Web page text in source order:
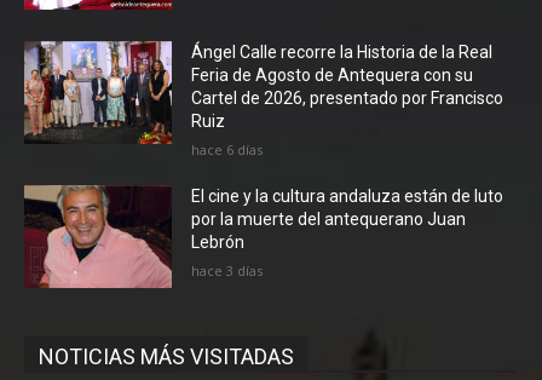
Ángel Calle recorre la Historia de la Real
Feria de Agosto de Antequera con su
Cartel de 2026, presentado por Francisco
Ruiz
hace 6 días
El cine y la cultura andaluza están de luto
por la muerte del antequerano Juan
Lebrón
hace 3 días
NOTICIAS MÁS VISITADAS